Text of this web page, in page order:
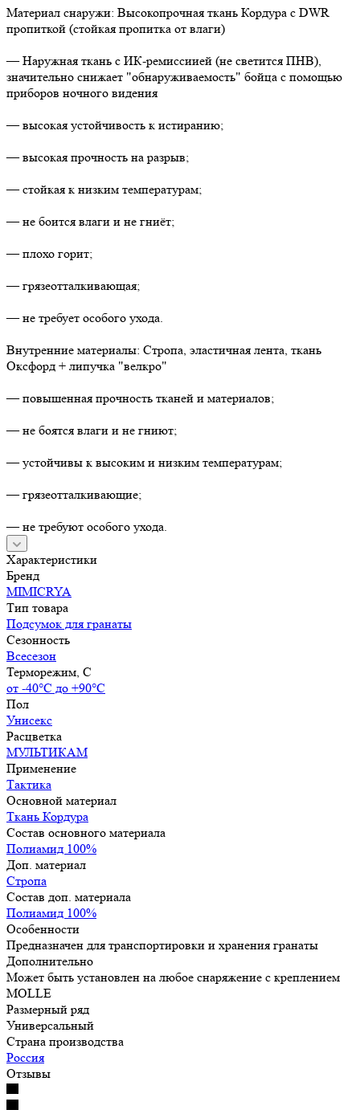
Материал снаружи: Высокопрочная ткань Кордура с DWR
пропиткой (стойкая пропитка от влаги)
— Наружная ткань с ИК-ремиссиией (не светится ПНВ),
значительно снижает "обнаруживаемость" бойца с помощью
приборов ночного видения
— высокая устойчивость к истиранию;
— высокая прочность на разрыв;
— стойкая к низким температурам;
— не боится влаги и не гниёт;
— плохо горит;
— грязеотталкивающая;
— не требует особого ухода.
Внутренние материалы: Стропа, эластичная лента, ткань
Оксфорд + липучка "велкро"
— повышенная прочность тканей и материалов;
— не боятся влаги и не гниют;
— устойчивы к высоким и низким температурам;
— грязеотталкивающие;
— не требуют особого ухода.
Характеристики
Бренд
MIMICRYA
Тип товара
Подсумок для гранаты
Сезонность
Всесезон
Терморежим, C
от -40°С до +90°С
Пол
Унисекс
Расцветка
МУЛЬТИКАМ
Применение
Тактика
Основной материал
Ткань Кордура
Состав основного материала
Полиамид 100%
Доп. материал
Стропа
Состав доп. материала
Полиамид 100%
Особенности
Предназначен для транспортировки и хранения гранаты
Дополнительно
Может быть установлен на любое снаряжение с креплением
MOLLE
Размерный ряд
Универсальный
Страна производства
Россия
Отзывы